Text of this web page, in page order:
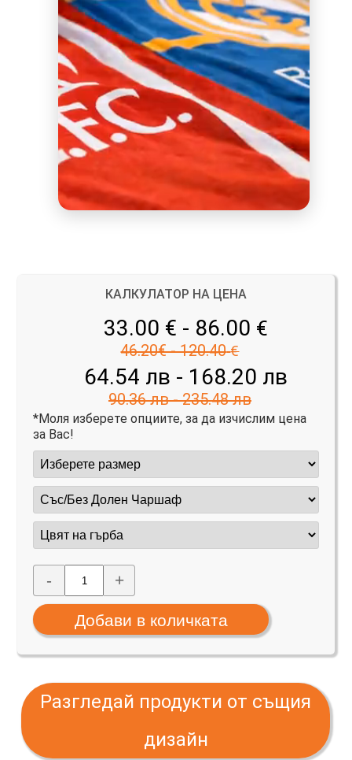
КАЛКУЛАТОР НА ЦЕНА
33.00 € - 86.00 €
46.20€ - 120.40 €
64.54 лв - 168.20 лв
90.36 лв - 235.48 лв
*Моля изберете опциите, за да изчислим цена
за Вас!
- +
Разгледай продукти от същия
дизайн